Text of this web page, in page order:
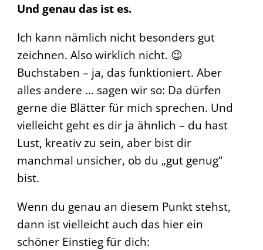
Und genau das ist es.
Ich kann nämlich nicht besonders gut
zeichnen. Also wirklich nicht. 😉
Buchstaben – ja, das funktioniert. Aber
alles andere … sagen wir so: Da dürfen
gerne die Blätter für mich sprechen. Und
vielleicht geht es dir ja ähnlich – du hast
Lust, kreativ zu sein, aber bist dir
manchmal unsicher, ob du „gut genug“
bist.
Wenn du genau an diesem Punkt stehst,
dann ist vielleicht auch das hier ein
schöner Einstieg für dich: